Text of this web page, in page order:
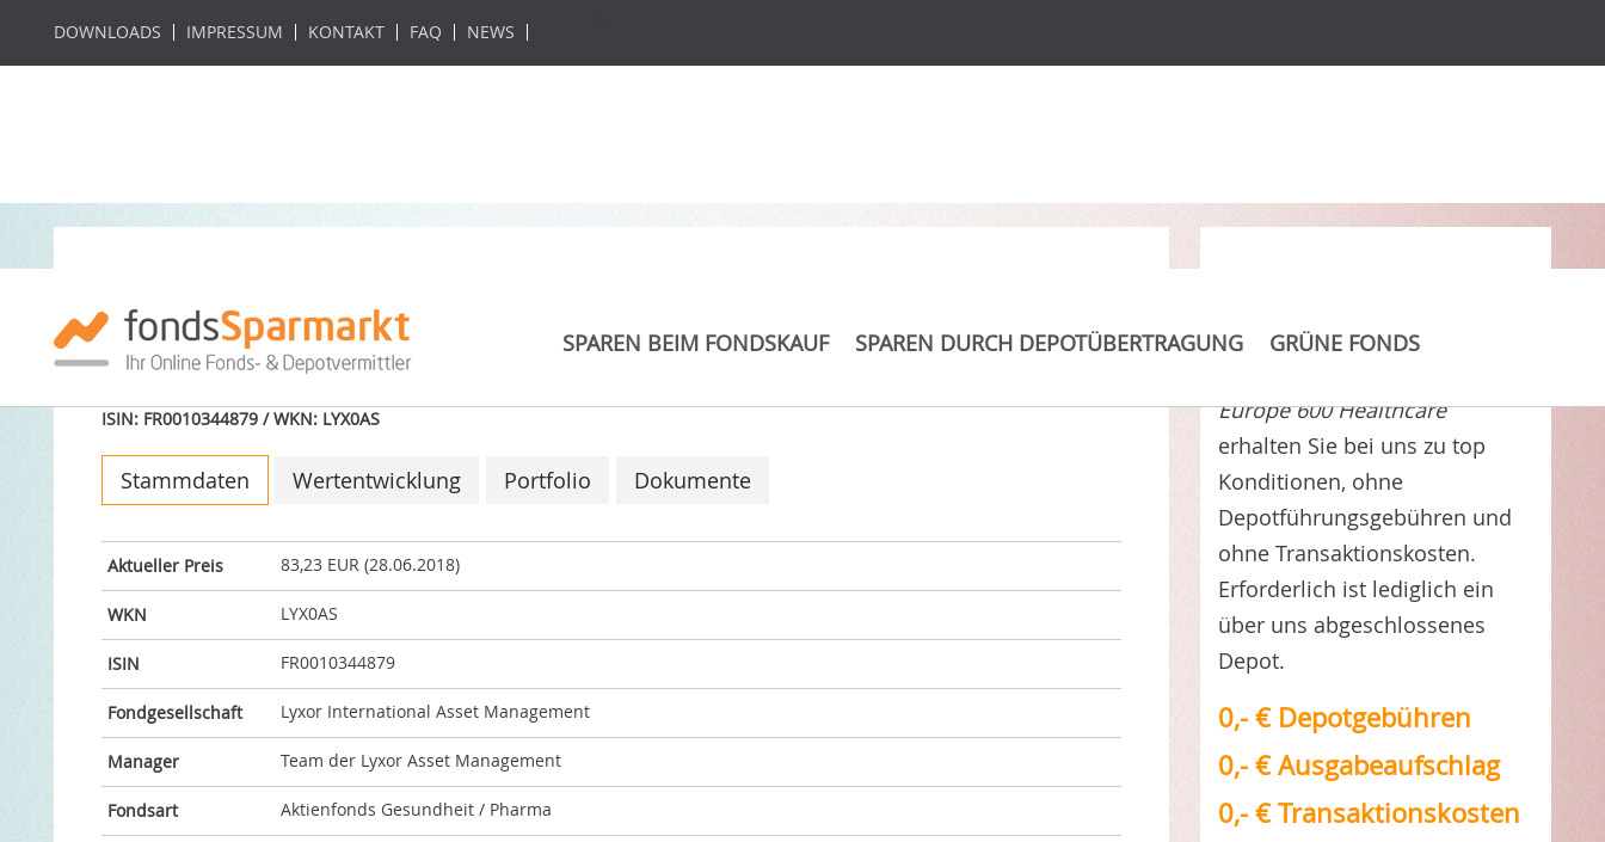
DOWNLOADS IMPRESSUM KONTAKT FAQ NEWS
SPAREN BEIM FONDSKAUF SPAREN DURCH DEPOTÜBERTRAGUNG GRÜNE FONDS
LYXOR UCITS ETF STOXX Europe 600
Healthcare
ISIN: FR0010344879 / WKN: LYX0AS
Stammdaten Wertentwicklung Portfolio Dokumente
Aktueller Preis 83,23 EUR (28.06.2018)
WKN LYX0AS
ISIN FR0010344879
Fondgesellschaft Lyxor International Asset Management
Manager Team der Lyxor Asset Management
Fondsart Aktienfonds Gesundheit / Pharma
Europe 600 Healthcare
erhalten Sie bei uns zu top
Konditionen, ohne
Depotführungsgebühren und
ohne Transaktionskosten.
Erforderlich ist lediglich ein
über uns abgeschlossenes
Depot.
0,- € Depotgebühren
0,- € Ausgabeaufschlag
0,- € Transaktionskosten